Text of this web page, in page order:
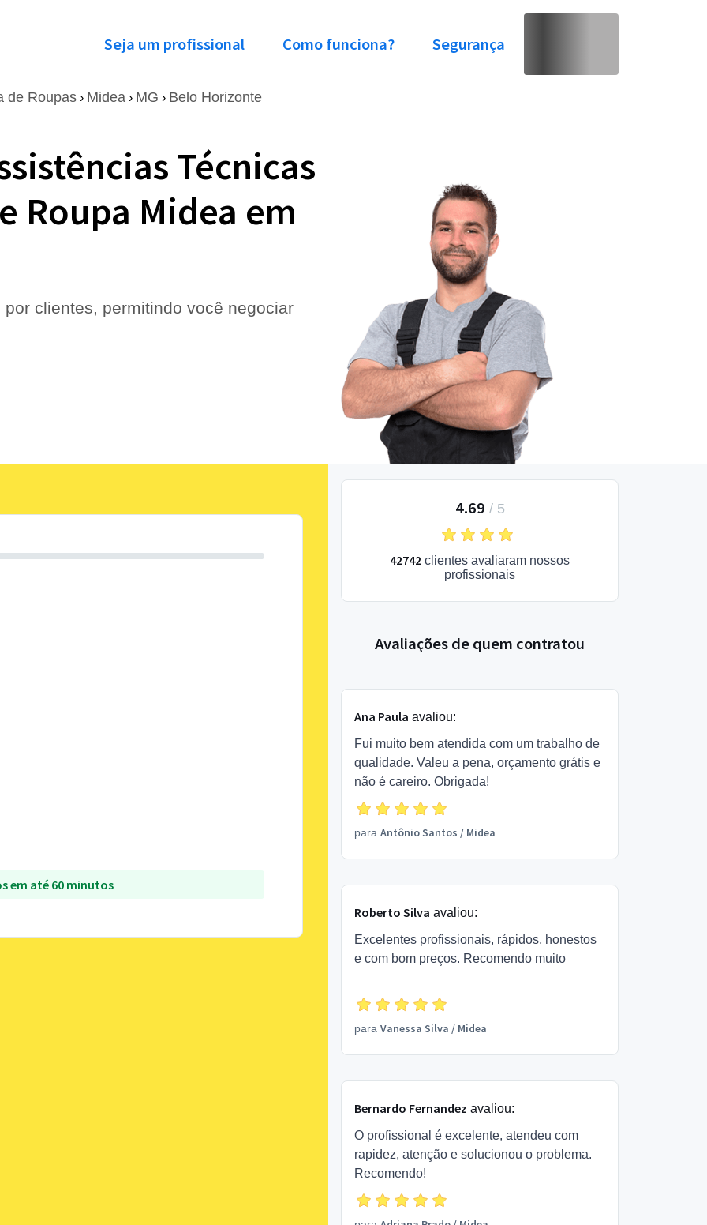
Seja um profissional Como funciona? Segurança
de Roupas › Midea › MG › Belo Horizonte
Técnicas
Roupa Midea em
clientes, permitindo você negociar
em até 60 minutos
4.69 / 5
42742 clientes avaliaram nossos
profissionais
Avaliações de quem contratou
Ana Paula avaliou:
Fui muito bem atendida com um trabalho de
qualidade. Valeu a pena, orçamento grátis e
não é careiro. Obrigada!
para Antônio Santos / Midea
Roberto Silva avaliou:
Excelentes profissionais, rápidos, honestos
e com bom preços. Recomendo muito
para Vanessa Silva / Midea
Bernardo Fernandez avaliou:
O profissional é excelente, atendeu com
rapidez, atenção e solucionou o problema.
Recomendo!